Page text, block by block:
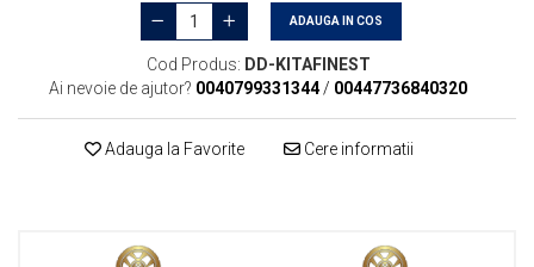
ADAUGA IN COS
Cod Produs: DD-KITAFINEST
Ai nevoie de ajutor? 0040799331344 / 00447736840320
Adauga la Favorite Cere informatii